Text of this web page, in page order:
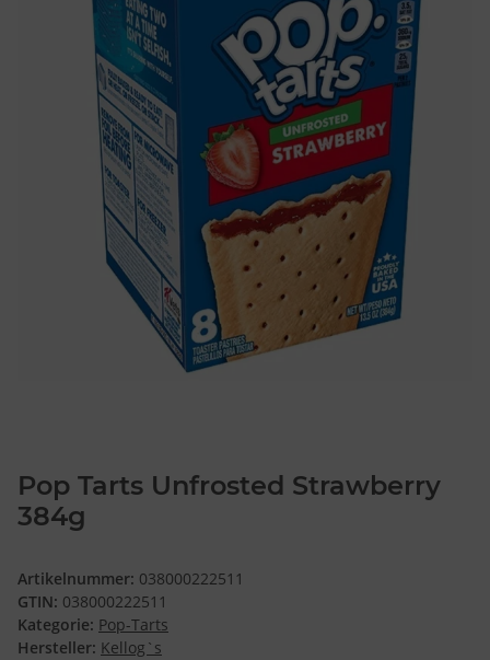
Pop Tarts Unfrosted Strawberry
384g
Artikelnummer: 038000222511
GTIN: 038000222511
Kategorie: Pop-Tarts
Hersteller: Kellog`s